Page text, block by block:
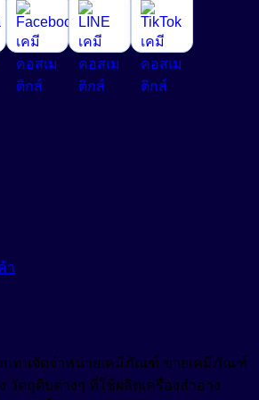
า
แทนจัดจำหน่ายเคมีภัณฑ์ ขายเคมีภัณฑ์
วัตถุดิบต่างๆ ที่ใช้ผลิตเครื่องสำอาง